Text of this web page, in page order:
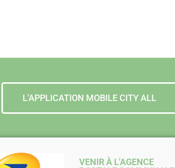
L'APPLICATION MOBILE CITY ALL
VENIR À L'AGENCE